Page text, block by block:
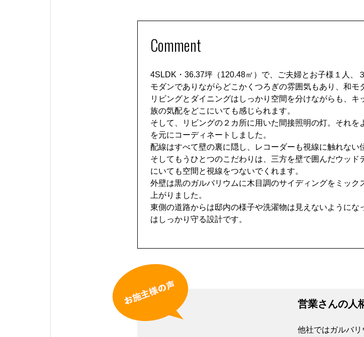
Comment
4SLDK・36.37坪（120.48㎡）で、ご夫婦とお子様１人、
モダンでありながらどこかくつろぎの雰囲気もあり、和モ
リビングとダイニングはしっかり空間を分けながらも、
族の気配をどこにいても感じられます。
そして、リビングの２カ所に用いた間接照明の灯。それ
を元にコーディネートしました。
配線はすべて壁の裏に隠し、レコーダーも視線に触れない
そしてもうひとつのこだわりは、三方を壁で囲んだウッ
にいても空間と視線をつないでくれます。
外壁は黒のガルバリウムに木目調のサイディングをミッ
上がりました。
東側の道路からは邸内の様子や洗濯物は見えないように
はしっかり守る設計です。
営業さんの人
他社ではガルバ